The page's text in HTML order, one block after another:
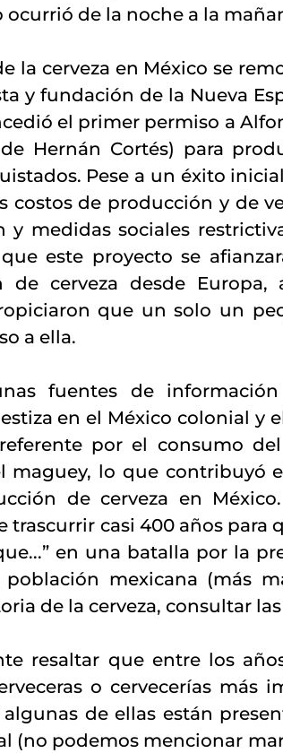
de la noche a la
la cerveza en México se
y fundación de la Nueva
el primer permiso a
Hernán Cortés) para
Pese a un éxito
costos de producción y de
y medidas sociales
este proyecto se
de cerveza desde
que un solo un
a ella.
fuentes de
en el México colonial y
por el consumo
maguey, lo que contribuyó
de cerveza en
trascurrir casi 400 años para
en una batalla por la
mexicana (más
de la cerveza, consultar
resaltar que entre los
o cervecerías más
de ellas están
(no podemos mencionar